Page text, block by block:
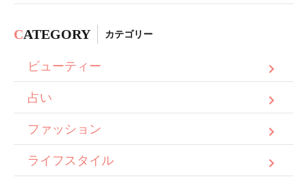
CATEGORY カテゴリー
ビューティー
占い
ファッション
ライフスタイル